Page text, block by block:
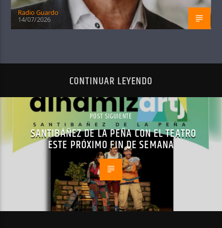
Radio Guardo
14/07/2026
CONTINUAR LEYENDO
POST SIGUIENTE
SANTIBÁÑEZ DE LA PEÑA CON EL TEATRO
ESTE PRÓXIMO FIN DE SEMANA